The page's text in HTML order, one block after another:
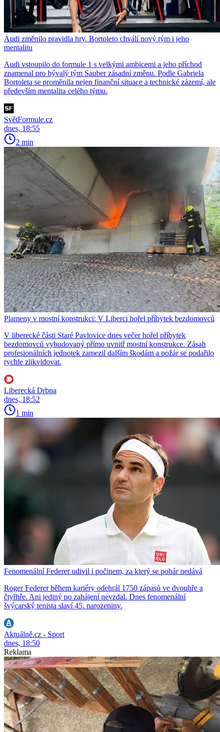
Audi změnilo pravidla hry. Bortoleto chválí nový tým i jeho
mentalitu
Audi vstoupilo do formule 1 s velkými ambicemi a jeho příchod
znamenal pro bývalý tým Sauber zásadní změnu. Podle Gabriela
Bortoleta se proměnila nejen finanční situace a technické zázemí, ale
především mentalita celého týmu.
SvětFormule.cz
dnes, 18:55
2 min
Plameny v mostní konstrukci: V Liberci hořel příbytek bezdomovců
V liberecké části Staré Pavlovice dnes večer hořel příbytek
bezdomovců vybudovaný přímo uvnitř mostní konstrukce. Zásah
profesionálních jednotek zamezil dalším škodám a požár se podařilo
rychle zlikvidovat.
Liberecká Drbna
dnes, 18:52
1 min
Fenomenální Federer udivil i počinem, za který se pohár nedává
Roger Federer během kariéry odehrál 1750 zápasů ve dvouhře a
čtyřhře. Ani jediný po zahájení nevzdal. Dnes fenomenální
švýcarský tenista slaví 45. narozeniny.
Aktuálně.cz - Sport
dnes, 18:50
Reklama